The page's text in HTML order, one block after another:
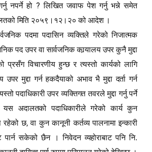
नपर्ने हो ?लिखित जवाफ पेश गर्नु भन्ने समेत
मिति २०५९।१२।२० को आदेश ।
पदमा पदासिन व्यक्तिले गरेको निजात्मक
पद उपर वा सार्वजनिक कार्‍यालय उपर कुनै मुद्दा
प्रसँग विचारणीय हुन्छ र त्यस्तो कार्यको लागि
उपर मुद्दा गर्न हकदैयाको अभाव भै मुद्दा दर्ता गर्न
पदाधिकारी उपर व्यक्तिगत तवरले मुद्दा गर्नु पर्ने
अदालतको पदाधिकारीले गरेको कार्य कुन
रहेको छ,वा कुन कानूनी कर्तव्य पालनामा इन्कारी
पार्न सकेको छैन । निवेदन व्यहोराबाट पनि नि.